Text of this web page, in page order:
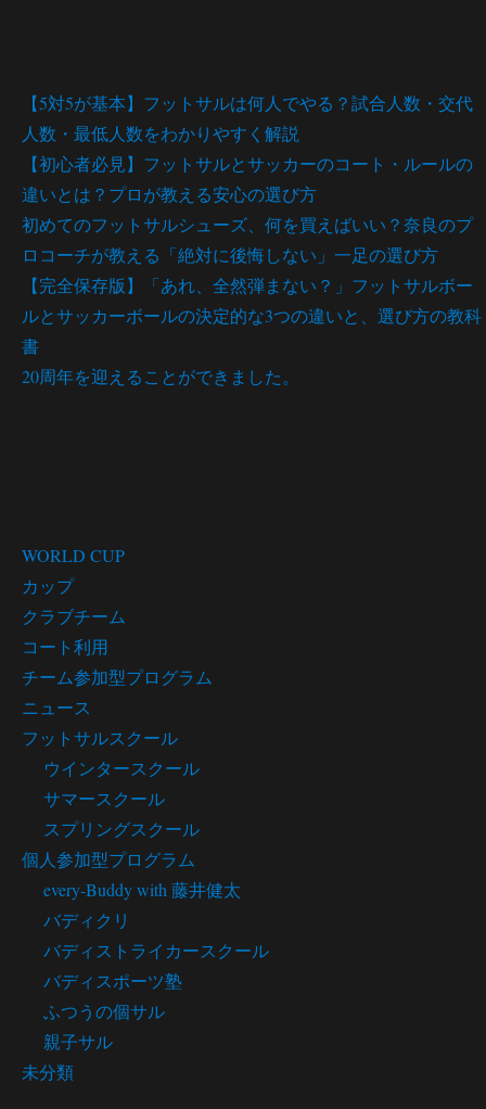
【5対5が基本】フットサルは何人でやる？試合人数・交代
人数・最低人数をわかりやすく解説
【初心者必見】フットサルとサッカーのコート・ルールの
違いとは？プロが教える安心の選び方
初めてのフットサルシューズ、何を買えばいい？奈良のプ
ロコーチが教える「絶対に後悔しない」一足の選び方
【完全保存版】「あれ、全然弾まない？」フットサルボー
ルとサッカーボールの決定的な3つの違いと、選び方の教科
書
20周年を迎えることができました。
WORLD CUP
カップ
クラブチーム
コート利用
チーム参加型プログラム
ニュース
フットサルスクール
ウインタースクール
サマースクール
スプリングスクール
個人参加型プログラム
every-Buddy with 藤井健太
バディクリ
バディストライカースクール
バディスポーツ塾
ふつうの個サル
親子サル
未分類